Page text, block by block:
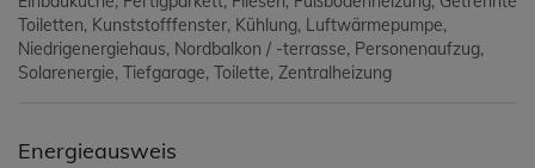
Toiletten Kunststofffenster Kühlung Luftwärmepumpe
Niedrigenergiehaus Nordbalkon / -terrasse Personenaufzug
Solarenergie Tiefgarage Toilette Zentralheizung
Energieausweis